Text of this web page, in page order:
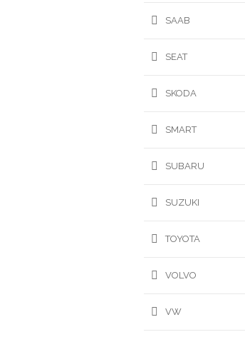
SAAB
SEAT
SKODA
SMART
SUBARU
SUZUKI
TOYOTA
VOLVO
VW